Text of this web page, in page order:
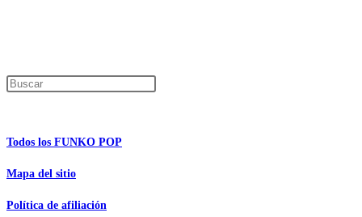
Todos los FUNKO POP
Mapa del sitio
Política de afiliación